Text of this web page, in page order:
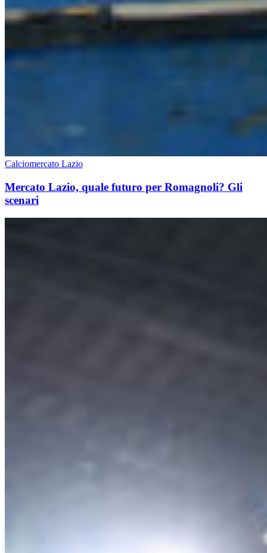
Calciomercato Lazio
Mercato Lazio, quale futuro per Romagnoli? Gli
scenari